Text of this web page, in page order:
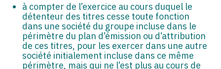
à compter de l’exercice au cours duquel le
détenteur des titres cesse toute fonction
dans une société du groupe incluse dans le
périmètre du plan d’émission ou d’attribution
de ces titres, pour les exercer dans une autre
société initialement incluse dans ce même
périmètre, mais qui ne l’est plus au cours de